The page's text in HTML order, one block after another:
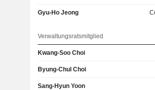
Gyu-Ho Jeong
Verwaltungsratsmitglied
Kwang-Soo Choi
Byung-Chul Choi
Sang-Hyun Yoon